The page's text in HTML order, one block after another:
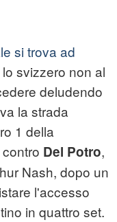
si trova ad
lo svizzero non al
deludendo
la strada
1 della
Del Potro,
Nash, dopo un
l'accesso
in quattro set.